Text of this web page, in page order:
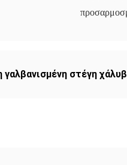
στέγη